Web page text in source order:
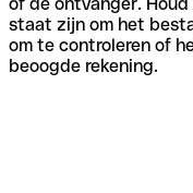
staat zijn om het
om te controleren of
beoogde rekening.